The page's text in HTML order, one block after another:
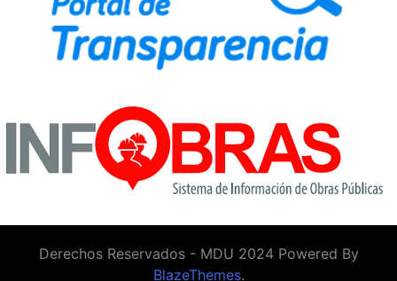
Derechos Reservados - MDU 2024 Powered By
BlazeThemes.